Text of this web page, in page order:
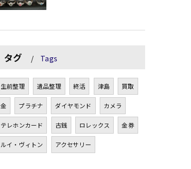
タグ Tags
生前整理 遺品整理 終活 津島 買取
金 プラチナ ダイヤモンド カメラ
テレホンカード 古銭 ロレックス 金券
ルイ・ヴィトン アクセサリー